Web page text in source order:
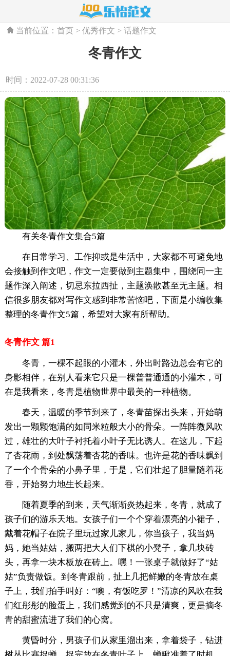
当前位置：首页 >优秀作文 >话题作文
冬青作文
时间：2022-07-28 00:31:36
有关冬青作文集合5篇
在日常学习、工作抑或是生活中，大家都不可避免地
会接触到作文吧，作文一定要做到主题集中，围绕同一主
题作深入阐述，切忌东拉西扯，主题涣散甚至无主题。相
信很多朋友都对写作文感到非常苦恼吧，下面是小编收集
整理的冬青作文5篇，希望对大家有所帮助。
冬青作文 篇1
冬青，一棵不起眼的小灌木，外出时路边总会有它的
身影相伴，在别人看来它只是一棵普普通通的小灌木，可
在是我看来，冬青是植物世界中最美的一种植物。
春天，温暖的季节到来了，冬青苗探出头来，开始萌
发出一颗颗饱满的如同米粒般大小的骨朵。一阵阵微风吹
过，雄壮的大叶子衬托着小叶子无比诱人。在这儿，下起
了杏花雨，到处飘荡着杏花的香味。也许是花的香味飘到
了一个个骨朵的小鼻子里，于是，它们壮起了胆量随着花
香，开始努力地生长起来。
随着夏季的到来，天气渐渐炎热起来，冬青，就成了
孩子们的游乐天地。女孩子们一个个穿着漂亮的小裙子，
戴着花帽子在院子里玩过家儿家儿，你当孩子，我当妈
妈，她当姑姑，搬两把大人们下棋的小凳子，拿几块砖
头，再拿一块木板放在砖上。嘿！一张桌子就做好了“姑
姑”负责做饭。到冬青跟前，扯上几把鲜嫩的冬青放在桌
子上，我们拍手叫好：“噢，有饭吃罗！”清凉的风吹在我
们红彤彤的脸蛋上，我们感觉到的不只是清爽，更是摘冬
青的甜蜜流进了我们的心窝。
黄昏时分，男孩子们从家里溜出来，拿着袋子，钻进